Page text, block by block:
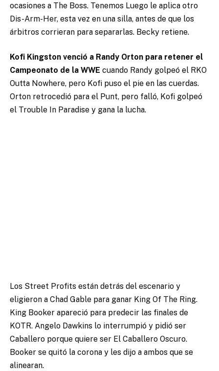
ocasiones a The Boss. Tenemos Luego le aplica otro
Dis-Arm-Her, esta vez en una silla, antes de que los
árbitros corrieran para separarlas. Becky retiene.
Kofi Kingston venció a Randy Orton para retener el
Campeonato de la WWE cuando Randy golpeó el RKO
Outta Nowhere, pero Kofi puso el pie en las cuerdas.
Orton retrocedió para el Punt, pero falló, Kofi golpeó
el Trouble In Paradise y gana la lucha.
Los Street Profits están detrás del escenario y
eligieron a Chad Gable para ganar King Of The Ring.
King Booker apareció para predecir las finales de
KOTR. Angelo Dawkins lo interrumpió y pidió ser
Caballero porque quiere ser El Caballero Oscuro.
Booker se quitó la corona y les dijo a ambos que se
alinearan.